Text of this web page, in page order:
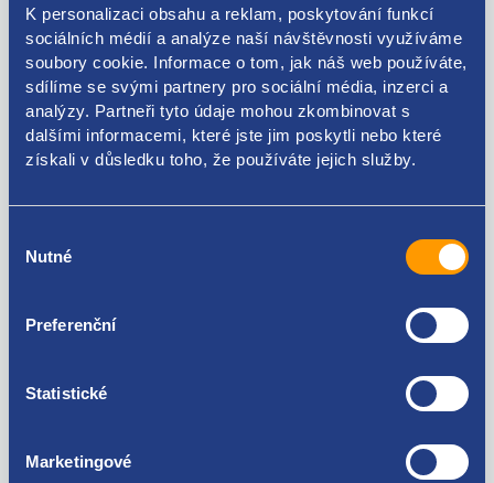
K personalizaci obsahu a reklam, poskytování funkcí
sociálních médií a analýze naší návštěvnosti využíváme
soubory cookie. Informace o tom, jak náš web používáte,
sdílíme se svými partnery pro sociální média, inzerci a
analýzy. Partneři tyto údaje mohou zkombinovat s
dalšími informacemi, které jste jim poskytli nebo které
získali v důsledku toho, že používáte jejich služby.
souhlasu
Nutné
Preferenční
Statistické
Marketingové
VAG originál: 7P6854949G 7P6854949 7P6854949D
Kódy produktu